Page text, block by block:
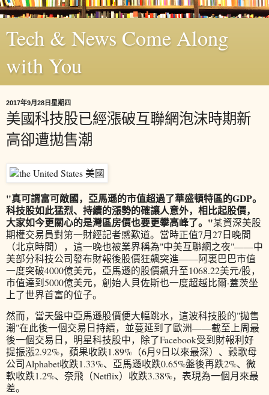
Tech & News Come Along
with You
2017年9月28日星期四
美國科技股已經漲破互聯網泡沫時期新
高卻遭拋售潮
"真可謂富可敵國，亞馬遜的市值超過了華盛頓特區的GDP。
科技股如此猛烈、持續的漲勢的確讓人意外，相比起股價，
大家如今更關心的是灣區房價也要更攀高峰了。"某資深美股
期權交易員對第一財經記者感歎道。當時正值7月27日晚間
（北京時間），這一晚也被業界稱為"中美互聯網之夜"——中
美部分科技公司發布財報後股價狂飆突進——阿裏巴巴市值
一度突破4000億美元，亞馬遜的股價飆升至1068.22美元/股，
市值達到5000億美元，創始人貝佐斯也一度超越比爾·蓋茨坐
上了世界首富的位子。
然而，當天盤中亞馬遜股價便大幅跳水，這波科技股的"拋售
潮"在此後一個交易日持續，並蔓延到了歐洲——截至上周最
後一個交易日，明星科技股中，除了Facebook受到財報利好
提振漲2.92%，蘋果收跌1.89%（6月9日以來最深）、穀歌母
公司Alphabet收跌1.33%、亞馬遜收跌0.65%盤後再跌2%、微
軟收跌1.2%、奈飛（Netflix）收跌3.38%，表現為一個月來最
差。